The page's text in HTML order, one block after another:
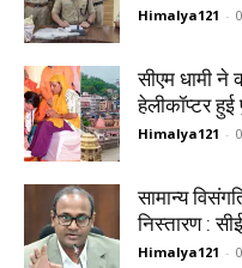
Himalya121 -
सीएम धामी ने
हेलीकॉप्टर हुई
Himalya121 -
सामान्य
निस्तारण :
Himalya121 -